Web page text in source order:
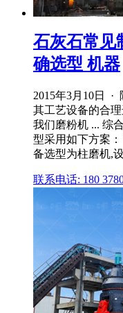
石灰石常见
确选型 机器
2015年3月10日 ·
其工艺设备的合
我们磨粉机 ... 综
型采用如下方案
备选型为柱磨机,
联系电话: 180